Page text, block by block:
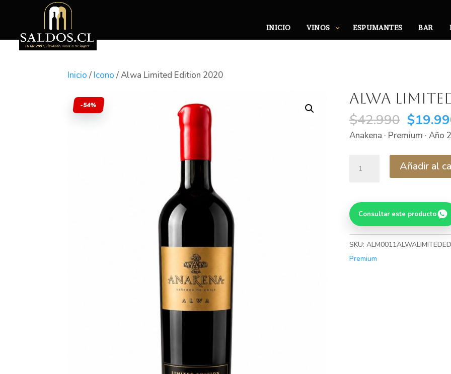
INICIO VINOS ESPUMANTES BAR
Inicio / Icono / Alwa Limited Edition 2020
-54%
Alwa
$42.990 El
precio
era:
$
Anakena · Premium · Año
2020
cantidad
Añadir al
Consultar este producto
SKU:
Premium